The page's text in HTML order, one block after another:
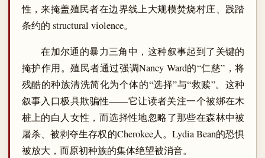
性，来掩盖殖民者在边界线上大规模焚烧村庄、践踏
条约的 structural violence。
在加尔通的暴力三角中，这种叙事起到了关键的
掩护作用。殖民者通过强调Nancy Ward的“仁慈”，将
残酷的种族清洗简化为个体的“选择”与“救赎”。这种
叙事入口极具欺骗性——它让读者关注一个被绑在木
桩上的白人女性，而选择性地忽略了那些在森林中被
屠杀、被剥夺生存权的Cherokee人。Lydia Bean的恐惧
被放大，而原初种族的集体绝望被消音。